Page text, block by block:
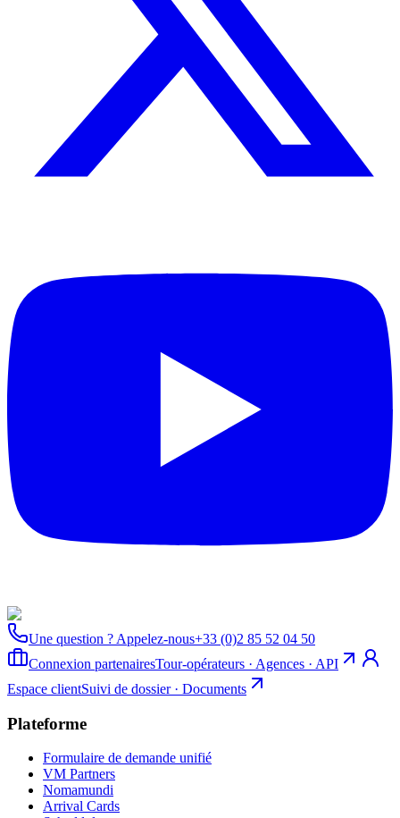
Une question ? Appelez-nous+33 (0)2 85 52 04 50
Connexion partenairesTour-opérateurs · Agences · API
Espace clientSuivi de dossier · Documents
Plateforme
Formulaire de demande unifié
VM Partners
Nomamundi
Arrival Cards